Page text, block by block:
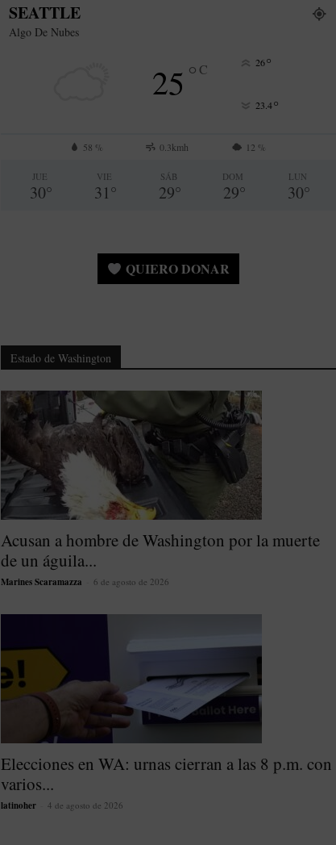
SEATTLE
Algo De Nubes
25 °C 26°
23.4°
58 % 0.3kmh 12 %
JUE
30°
VIE
31°
SÁB
29°
DOM
29°
LUN
30°
QUIERO DONAR
Estado de Washington
Acusan a hombre de Washington por la muerte
de un águila...
Marines Scaramazza 6 de agosto de 2026
Elecciones en WA: urnas cierran a las 8 p.m. con
varios...
latinoher 4 de agosto de 2026